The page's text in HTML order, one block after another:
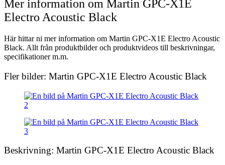
Mer information om Martin GPC-X1E
Electro Acoustic Black
Här hittar ni mer information om Martin GPC-X1E Electro Acoustic
Black. Allt från produktbilder och produktvideos till beskrivningar,
specifikationer m.m.
Fler bilder: Martin GPC-X1E Electro Acoustic Black
Beskrivning: Martin GPC-X1E Electro Acoustic Black